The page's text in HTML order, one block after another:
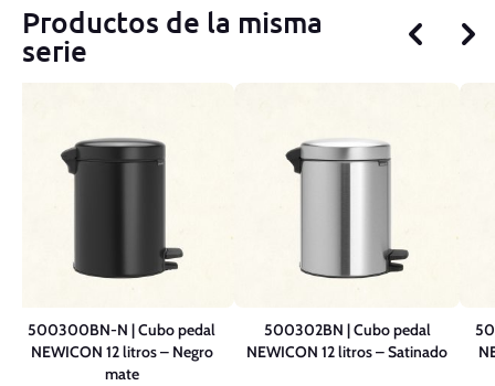
Productos de la misma
serie
500300BN-N | Cubo pedal
NEWICON 12 litros – Negro
mate
500302BN | Cubo pedal
NEWICON 12 litros – Satinado